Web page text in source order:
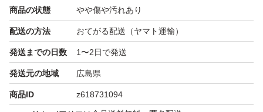
商品の状態 やや傷や汚れあり
配送の方法 おてがる配送（ヤマト運輸）
発送までの日数 1〜2日で発送
発送元の地域 広島県
商品ID z618731094